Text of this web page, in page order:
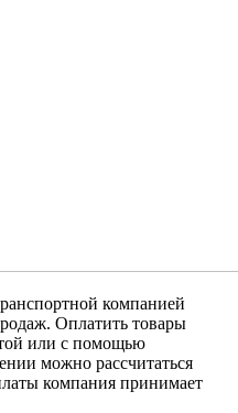
компанией
Оплатить товары
или с помощью
можно рассчитаться
компания принимает